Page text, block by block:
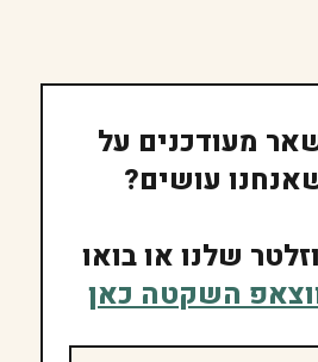
מעודכנים על
עושים?
שלנו או בואו
השקטה כאן